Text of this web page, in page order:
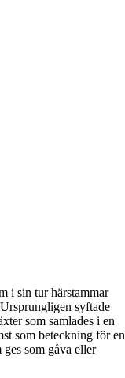
i sin tur härstammar
syftade
som samlades i en
som beteckning för en
som gåva eller